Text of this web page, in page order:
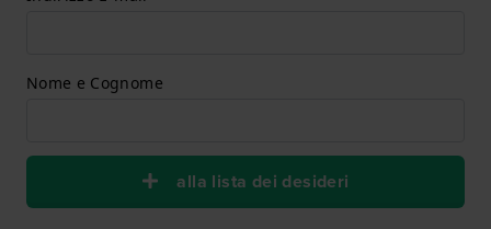
Nome e Cognome
alla lista dei desideri